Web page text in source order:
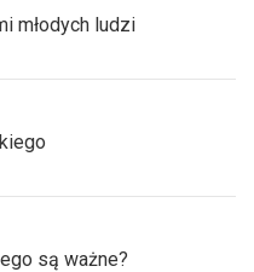
młodych ludzi
są ważne?